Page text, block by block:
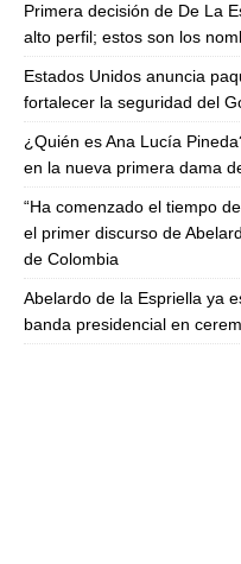
Primera decisión de De La
alto perfil; estos son los
Estados Unidos anuncia
fortalecer la seguridad del
¿Quién es Ana Lucía
en la nueva primera dama
“Ha comenzado el tiempo
el primer discurso de
de Colombia
Abelardo de la Espriella ya
banda presidencial en